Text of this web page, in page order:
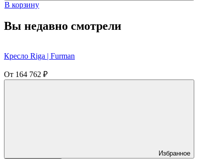
В корзину
Вы недавно смотрели
Кресло Riga | Furman
От 164 762 ₽
Избранное